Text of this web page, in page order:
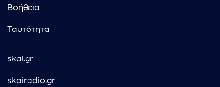
Βοήθεια
Ταυτότητα
skai.gr
skairadio.gr